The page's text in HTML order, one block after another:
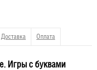
Доставка Оплата
Игры с буквами